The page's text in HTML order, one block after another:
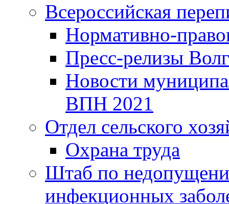
Всероссийская
Нормативно-
Пресс-релизы
Новости
ВПН 2021
Отдел сельского
Охрана труда
Штаб по
инфекционных